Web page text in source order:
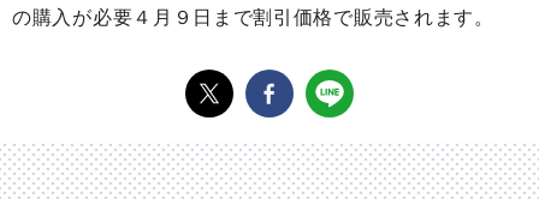
の購入が必要４月９日まで割引価格で販売されます。